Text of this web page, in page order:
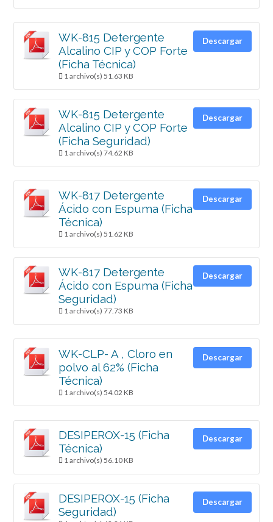
WK-815 Detergente
Alcalino CIP y COP Forte
(Ficha Técnica)
1 archivo(s) 51.63 KB
Descargar
WK-815 Detergente
Alcalino CIP y COP Forte
(Ficha Seguridad)
1 archivo(s) 74.62 KB
Descargar
WK-817 Detergente
Ácido con Espuma (Ficha
Técnica)
1 archivo(s) 51.62 KB
Descargar
WK-817 Detergente
Ácido con Espuma (Ficha
Seguridad)
1 archivo(s) 77.73 KB
Descargar
WK-CLP- A , Cloro en
polvo al 62% (Ficha
Técnica)
1 archivo(s) 54.02 KB
Descargar
DESIPEROX-15 (Ficha
Técnica)
1 archivo(s) 56.10 KB
Descargar
DESIPEROX-15 (Ficha
Seguridad)
Descargar